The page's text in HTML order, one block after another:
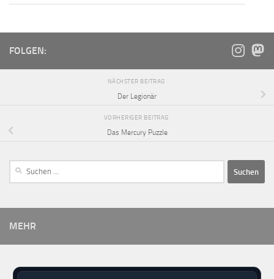
FOLGEN:
NÄCHSTER BEITRAG
Der Legionär
VORHERIGER BEITRAG
Das Mercury Puzzle
MEHR